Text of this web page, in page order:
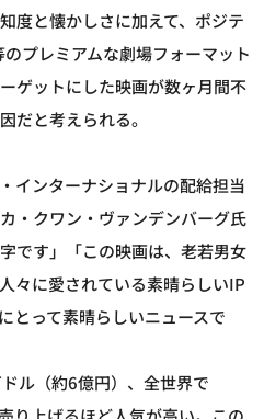
度と懐かしさに加えて、ポジテ
プレミアムな劇場フォーマット
ゲットにした映画が数ヶ月間不
だと考えられる。
インターナショナルの配給担当
・クワン・ヴァンデンバーグ氏
です」「この映画は、老若男女
々に愛されている素晴らしいIP
とって素晴らしいニュースで
ル（約6億円）、全世界で